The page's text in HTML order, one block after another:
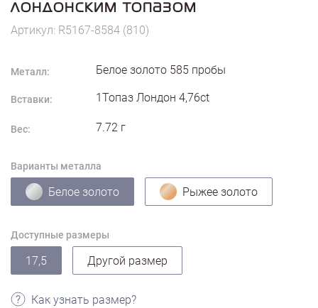
лондонским топазом
Артикул: R5167-8584 (810)
Металл: Белое золото 585 пробы
Вставки: 1Топаз Лондон 4,76ct
Вес: 7.72 г
Варианты металла
Белое золото Рыжее золото
Доступные размеры
17,5 Другой размер
Как узнать размер?